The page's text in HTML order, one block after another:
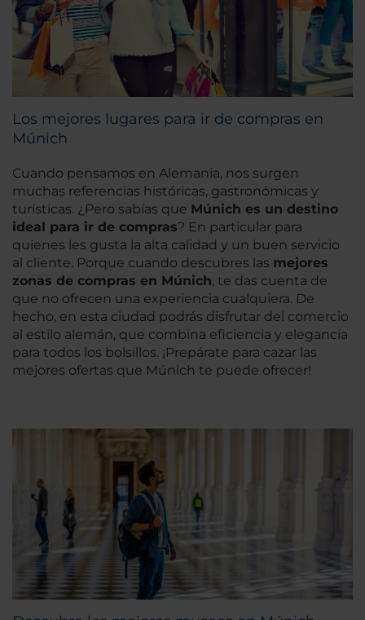
Los mejores lugares para ir de compras en
Múnich
Cuando pensamos en Alemania, nos surgen
muchas referencias históricas, gastronómicas y
turísticas. ¿Pero sabías que Múnich es un destino
ideal para ir de compras? En particular para
quienes les gusta la alta calidad y un buen servicio
al cliente. Porque cuando descubres las mejores
zonas de compras en Múnich, te das cuenta de
que no ofrecen una experiencia cualquiera. De
hecho, en esta ciudad podrás disfrutar del comercio
al estilo alemán, que combina eficiencia y elegancia
para todos los bolsillos. ¡Prepárate para cazar las
mejores ofertas que Múnich te puede ofrecer!